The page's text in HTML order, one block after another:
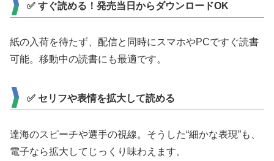
✅ すぐ読める！発売当日からダウンロードOK
紙の入荷を待たず、配信と同時にスマホやPCですぐ読書
可能。移動中の読書にも最適です。
✅ セリフや表情を拡大して読める
達海のスピーチや選手の視線。そうした“細かな表現”も、
電子なら拡大してじっくり味わえます。